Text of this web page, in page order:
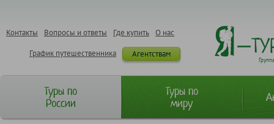
О нас
Где купить
Вопросы и ответы
Контакты
Агентствам
График путешественника
Туры по
России
Туры по
миру